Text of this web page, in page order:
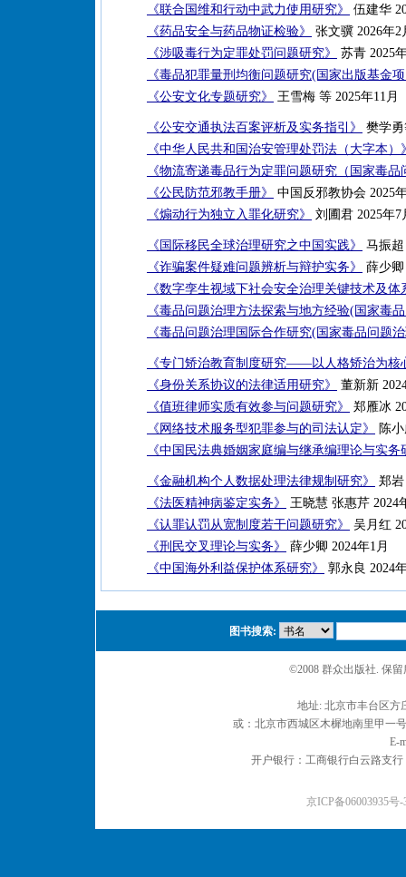
《联合国维和行动中武力使用研究》
伍建华
《药品安全与药品物证检验》
张文骥 2026年2
《涉吸毒行为定罪处罚问题研究》
苏青 2025
《毒品犯罪量刑均衡问题研究(国家出版基金
《公安文化专题研究》
王雪梅 等 2025年11月
《公安交通执法百案评析及实务指引》
樊学勇
《中华人民共和国治安管理处罚法（大字本）
《物流寄递毒品行为定罪问题研究（国家毒
《公民防范邪教手册》
中国反邪教协会 2025
《煽动行为独立入罪化研究》
刘圃君 2025年7
《国际移民全球治理研究之中国实践》
马振超
《诈骗案件疑难问题辨析与辩护实务》
薛少卿
《数字孪生视域下社会安全治理关键技术及体
《毒品问题治理方法探索与地方经验(国家毒
《毒品问题治理国际合作研究(国家毒品问题
《专门矫治教育制度研究——以人格矫治为核
《身份关系协议的法律适用研究》
董新新
《值班律师实质有效参与问题研究》
郑雁冰
《网络技术服务型犯罪参与的司法认定》
陈
《中国民法典婚姻家庭编与继承编理论与实务
《金融机构个人数据处理法律规制研究》
郑岩
《法医精神病鉴定实务》
王晓慧 张惠芹 2024
《认罪认罚从宽制度若干问题研究》
吴月红
《刑民交叉理论与实务》
薛少卿 2024年1月
《中国海外利益保护体系研究》
郭永良 2024
图书搜索:
©2008 群众出版社. 保
地址: 北京市丰台区
或：北京市西城区木樨地南里甲一
E-
开户银行：工商银行白云路支
京ICP备06003935号-